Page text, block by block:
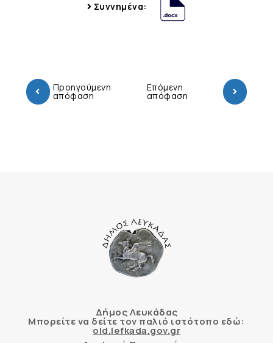
Συννημένα:
Προηγούμενη
απόφαση
Επόμενη
απόφαση
Δήμος Λευκάδας
Μπορείτε να δείτε τον παλιό ιστότοπο εδώ:
old.lefkada.gov.gr